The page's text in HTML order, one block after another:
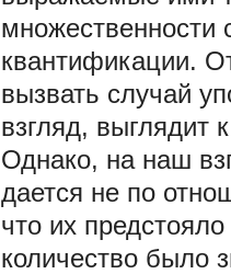
множественности
квантификации.
вызвать случай
взгляд, выглядит
Однако, на наш
дается не по
что их
количество было